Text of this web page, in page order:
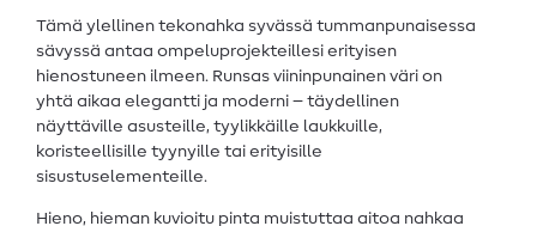
Tämä ylellinen tekonahka syvässä tummanpunaisessa
sävyssä antaa ompeluprojekteillesi erityisen
hienostuneen ilmeen. Runsas viininpunainen väri on
yhtä aikaa elegantti ja moderni – täydellinen
näyttäville asusteille, tyylikkäille laukkuille,
koristeellisille tyynyille tai erityisille
sisustuselementeille.
Hieno, hieman kuvioitu pinta muistuttaa aitoa nahkaa